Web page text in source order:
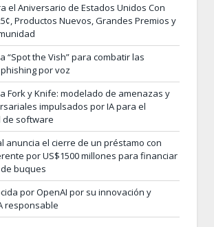
el Aniversario de Estados Unidos Con
Productos Nuevos, Grandes Premios y
“Spot the Vish” para combatir las
por voz
Fork y Knife: modelado de amenazas y
impulsados por IA para el
de software
anuncia el cierre de un préstamo con
por US$1500 millones para financiar
buques
por OpenAI por su innovación y
responsable